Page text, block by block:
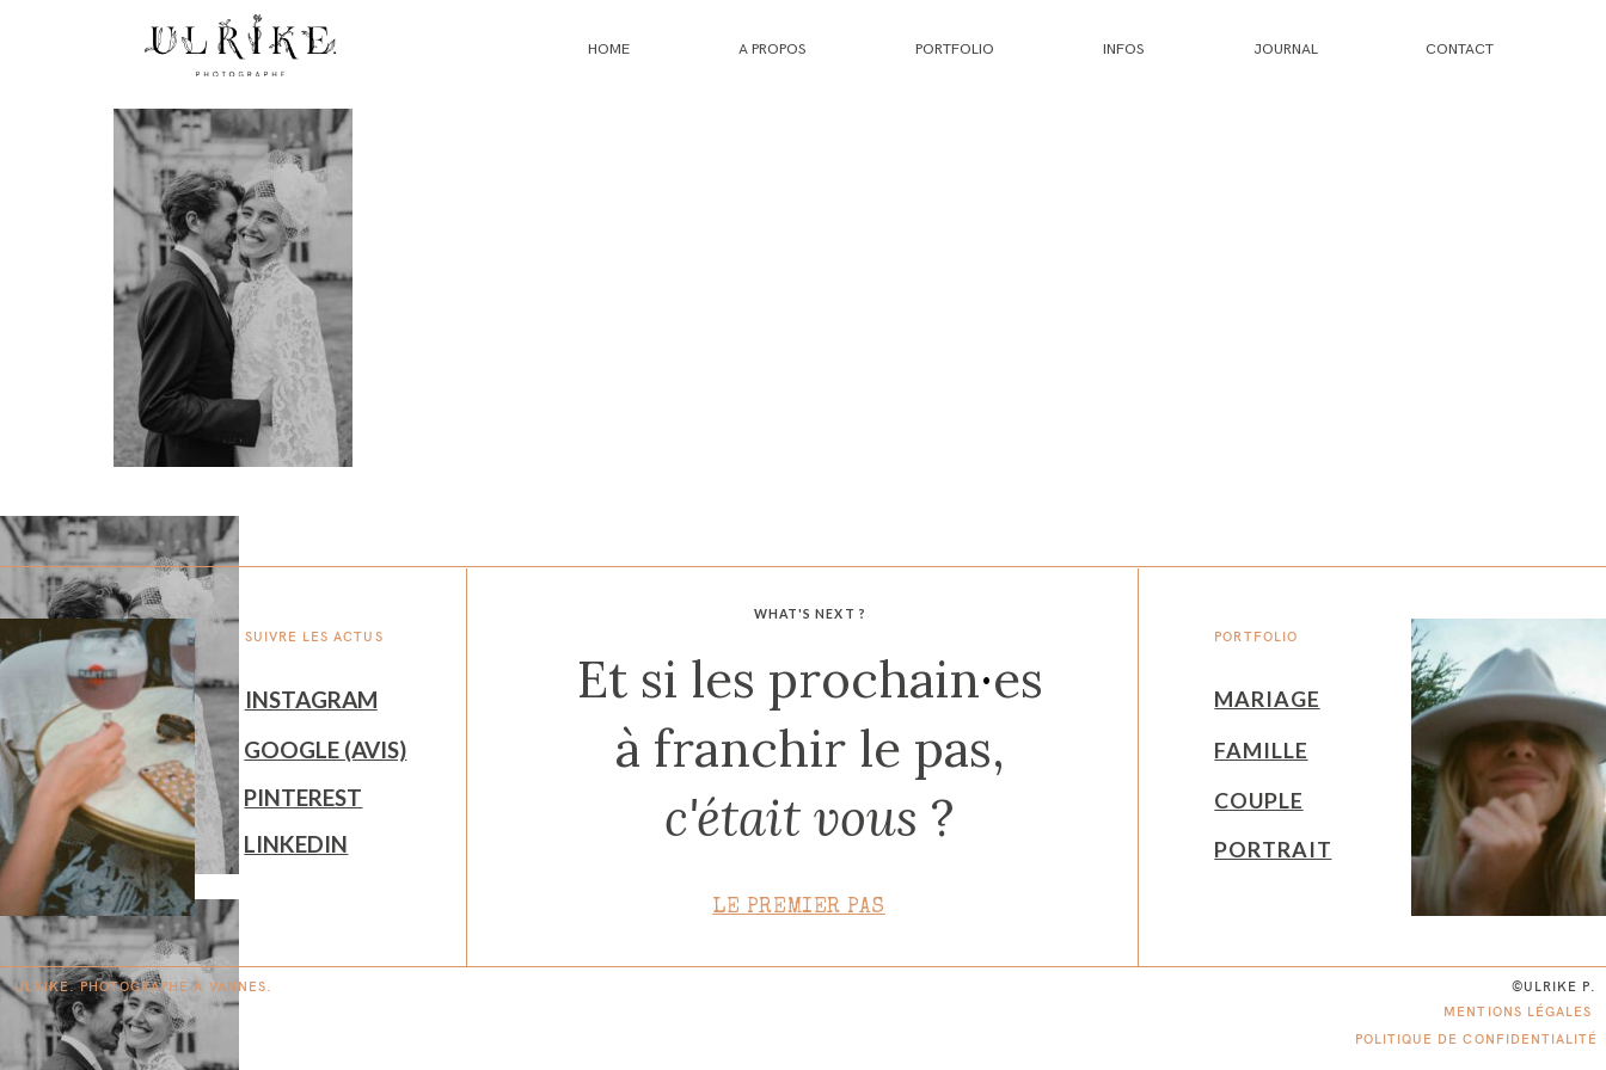
HOME A PROPOS PORTFOLIO INFOS JOURNAL CONTACT
WHAT'S NEXT ?
PORTFOLIO
SUIVRE LES ACTUS
Et si les prochain·es
à franchir le pas,
c'était vous ?
MARIAGE
INSTAGRAM
GOOGLE (AVIS)
FAMILLE
PINTEREST COUPLE
LINKEDIN PORTRAIT
LE PREMIER PAS
©ULRIKE P.
ULRIKE. PHOTOGRAPHE À VAN NES.
MENTIONS LÉGALES
POLITIQUE DE CONFIDENTIALITÉ